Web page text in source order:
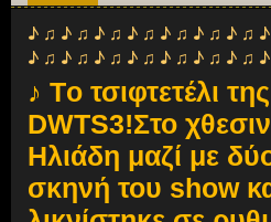
♪ ♫ ♪ ♫ ♪ ♫ ♪ ♫ ♪ ♫ ♪ ♫ ♪ ♫
♪ ♫ ♪ ♫ ♪ ♫ ♪ ♫ ♪ ♫ ♪ ♫ ♪ ♫
♪ Tο τσιφτετέλι
DWTS3!Στο
Ηλιάδη μαζί με
σκηνή του show